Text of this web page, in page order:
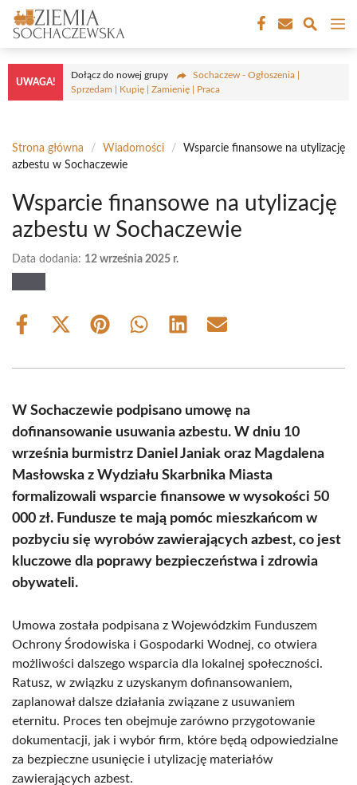
Przejdź
do
treści
UWAGA!
Dołącz do nowej grupy
Sochaczew - Ogłoszenia |
Sprzedam | Kupię | Zamienię | Praca
Strona główna / Wiadomości /
Wsparcie finansowe na utylizację
azbestu w Sochaczewie
Wsparcie finansowe na utylizację
azbestu w Sochaczewie
Data dodania: 12 września 2025 r.
Share
Share
(Twitter)
Share Share Share Share
W Sochaczewie podpisano umowę na
dofinansowanie usuwania azbestu. W dniu 10
września burmistrz Daniel Janiak oraz Magdalena
Masłowska z Wydziału Skarbnika Miasta
formalizowali wsparcie finansowe w wysokości 50
000 zł. Fundusze te mają pomóc mieszkańcom w
pozbyciu się wyrobów zawierających azbest, co jest
kluczowe dla poprawy bezpieczeństwa i zdrowia
obywateli.
Umowa została podpisana z Wojewódzkim Funduszem
Ochrony Środowiska i Gospodarki Wodnej, co otwiera
możliwości dalszego wsparcia dla lokalnej społeczności.
Ratusz, w związku z uzyskanym dofinansowaniem,
zaplanował dalsze działania związane z usuwaniem
eternitu. Proces ten obejmuje zarówno przygotowanie
dokumentacji, jak i wybór firm, które będą odpowiedzialne
za bezpieczne usunięcie i utylizację materiałów
zawierających azbest.